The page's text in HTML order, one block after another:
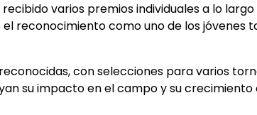
varios premios individuales a lo largo
reconocimiento como uno de los jóvenes
con selecciones para varios
su impacto en el campo y su